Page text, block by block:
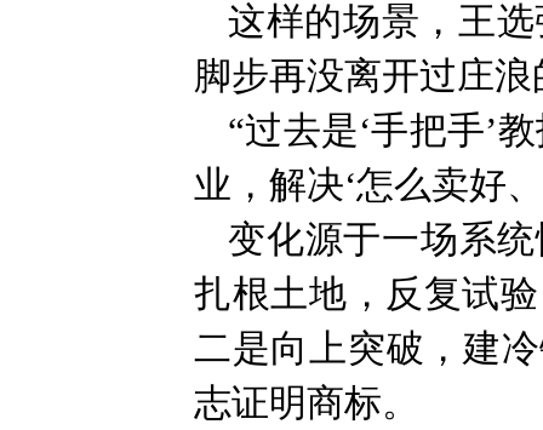
这样的场景，王
脚步再没离开过庄
“过去是‘手把手’
业，解决‘怎么卖好
变化源于一场系
扎根土地，反复试
二是向上突破，建
志证明商标。